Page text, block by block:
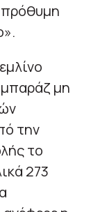
πρόθυμη
μη
την
το
273